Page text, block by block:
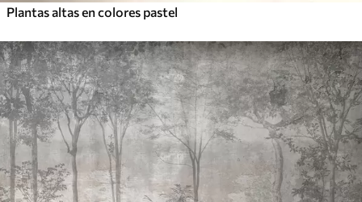
Plantas altas en colores pastel